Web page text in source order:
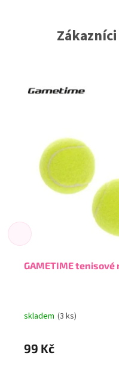
GAMETIME tenisové
skladem (3 ks)
99 Kč